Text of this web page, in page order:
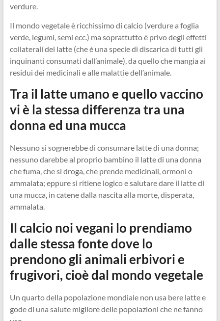
verdure.
Il mondo vegetale è ricchissimo di calcio (verdure a foglia
verde, legumi, semi ecc.) ma soprattutto è privo degli effetti
collaterali del latte (che è una specie di discarica di tutti gli
inquinanti consumati dall’animale), da quello che mangia ai
residui dei medicinali e alle malattie dell’animale.
Tra il latte umano e quello vaccino
vi è la stessa differenza tra una
donna ed una mucca
Nessuno si sognerebbe di consumare latte di una donna;
nessuno darebbe al proprio bambino il latte di una donna
che fuma, che si droga, che prende medicinali, ormoni o
ammalata; eppure si ritiene logico e salutare dare il latte di
una mucca, in catene dalla nascita alla morte, disperata,
ammalata.
Il calcio noi vegani lo prendiamo
dalle stessa fonte dove lo
prendono gli animali erbivori e
frugivori, cioè dal mondo vegetale
Un quarto della popolazione mondiale non usa bere latte e
gode di una salute migliore delle popolazioni che ne fanno